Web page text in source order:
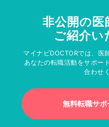
非公開の医
ご紹介い
マイナビDOCTORでは、医
あなたの転職活動をサポー
合わせ
無料転職サ